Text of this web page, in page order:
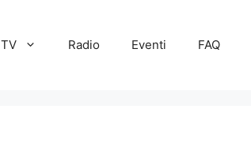
TV Radio Eventi FAQ